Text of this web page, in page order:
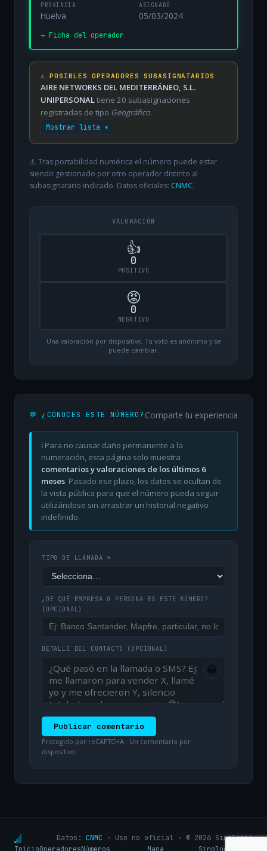
PROVINCIA
Huelva
ASIGNADO
05/03/2024
→ Ficha del operador
⚠️ POSIBLES OPERADORES SUBASIGNATARIOS
AIRE NETWORKS DEL MEDITERRÁNEO, S.L.
UNIPERSONALtiene 20 subasignaciones
registradas de tipo Geográfico.
Mostrar lista ▾
⚠️ Tras portabilidad numérica el número puede estar
siendo gestionado por otro operador distinto al
subasignatario indicado. Datos oficiales: CNMC.
VALORACIÓN
👍
0
POSITIVO
😡
0
NEGATIVO
Una valoración por dispositivo. Tu voto es anónimo y se
puede cambiar.
💬 ¿CONOCES ESTE NÚMERO? Comparte tu experiencia
ℹ️ Para no causar daño permanente a la
numeración, esta página solo muestra
comentarios y valoraciones de los últimos 6
meses. Pasado ese plazo, los datos se ocultan de
la vista pública para que el número pueda seguir
utilizándose sin arrastrar un historial negativo
indefinido.
TIPO DE LLAMADA *
¿DE QUÉ EMPRESA O PERSONA ES ESTE NÚMERO?
(OPCIONAL)
DETALLE DEL CONTACTO (OPCIONAL)
😀
Publicar comentario
Protegido por reCAPTCHA · Un comentario por
dispositivo
Datos: CNMC · Uso no oficial · © 2026 Sinologic